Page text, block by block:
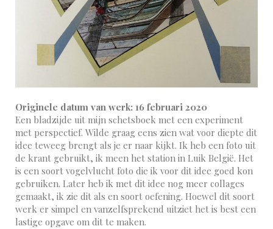
Originele datum van werk: 16 februari 2020
Een bladzijde uit mijn schetsboek met een experiment
met perspectief. Wilde graag eens zien wat voor diepte dit
idee teweeg brengt als je er naar kijkt. Ik heb een foto uit
de krant gebruikt, ik meen het station in Luik België. Het
is een soort vogelvlucht foto die ik voor dit idee goed kon
gebruiken. Later heb ik met dit idee nog meer collages
gemaakt, ik zie dit als en soort oefening. Hoewel dit soort
werk er simpel en vanzelfsprekend uitziet het is best een
lastige opgave om dit te maken.